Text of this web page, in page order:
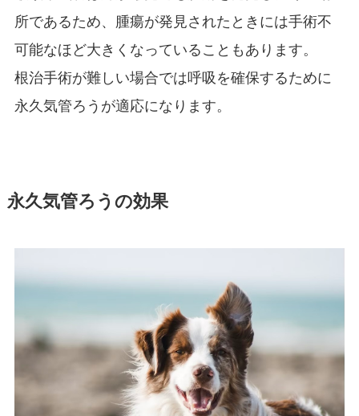
所であるため、腫瘍が発見されたときには手術不
可能なほど大きくなっていることもあります。
根治手術が難しい場合では呼吸を確保するために
永久気管ろうが適応になります。
永久気管ろうの効果